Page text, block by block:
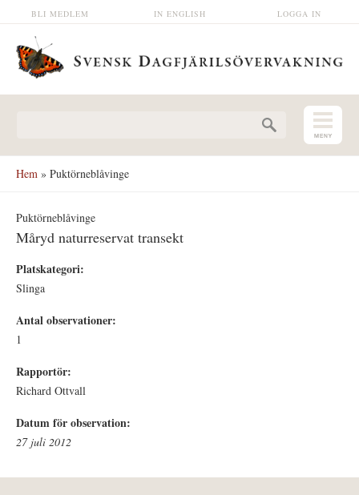
Hoppa till huvudinnehåll LOGGA IN
IN ENGLISH
BLI MEDLEM
Hem » Puktörneblåvinge
Puktörneblåvinge
Måryd naturreservat transekt
Platskategori:
Slinga
Antal observationer:
1
Rapportör:
Richard Ottvall
Datum för observation:
27 juli 2012